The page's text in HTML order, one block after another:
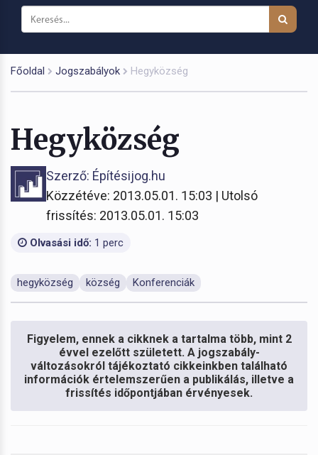
Főoldal Jogszabályok Hegyközség
Hegyközség
Szerző: Építésijog.hu
Közzétéve: 2013.05.01. 15:03 | Utolsó
frissítés: 2013.05.01. 15:03
Olvasási idő: 1 perc
hegyközség község Konferenciák
Figyelem, ennek a cikknek a tartalma több, mint 2
évvel ezelőtt született. A jogszabály-
változásokról tájékoztató cikkeinkben található
információk értelemszerűen a publikálás, illetve a
frissítés időpontjában érvényesek.